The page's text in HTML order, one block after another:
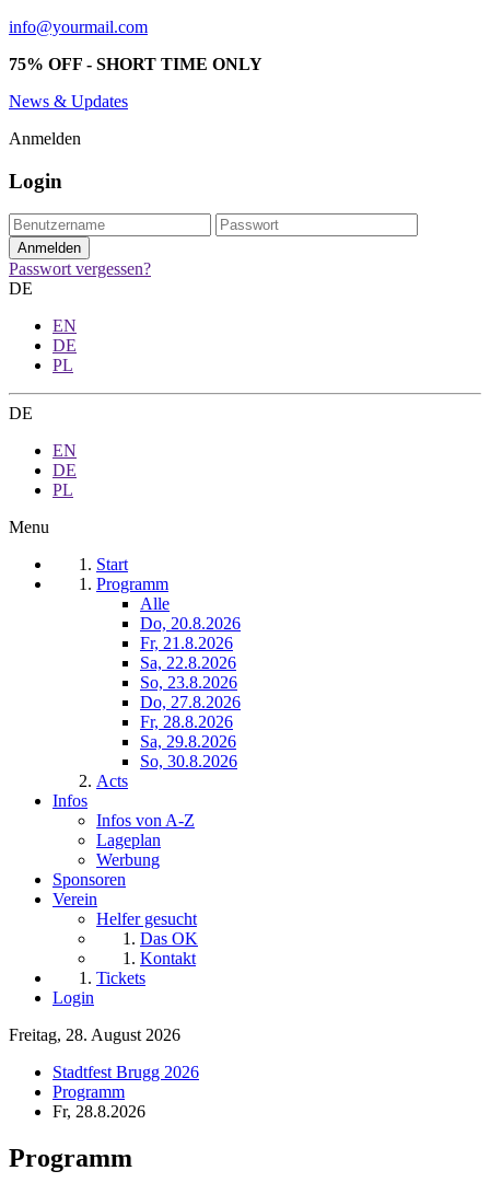
info@yourmail.com
75% OFF - SHORT TIME ONLY
News & Updates
Anmelden
Login
Passwort vergessen?
DE
EN
DE
PL
DE
EN
DE
PL
Menu
Start
Programm
Alle
Do, 20.8.2026
Fr, 21.8.2026
Sa, 22.8.2026
So, 23.8.2026
Do, 27.8.2026
Fr, 28.8.2026
Sa, 29.8.2026
So, 30.8.2026
Acts
Infos
Infos von A-Z
Lageplan
Werbung
Sponsoren
Verein
Helfer gesucht
Das OK
Kontakt
Tickets
Login
Freitag, 28. August 2026
Stadtfest Brugg 2026
Programm
Fr, 28.8.2026
Programm